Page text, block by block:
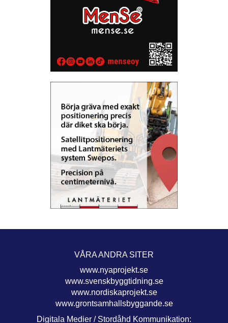
VÅRA ANDRA SITER
www.nyaprojekt.se
www.svenskbyggtidning.se
www.nordiskaprojekt.se
www.grontsamhallsbyggande.se
Digitala Medier / Stordåhd Kommunikation: